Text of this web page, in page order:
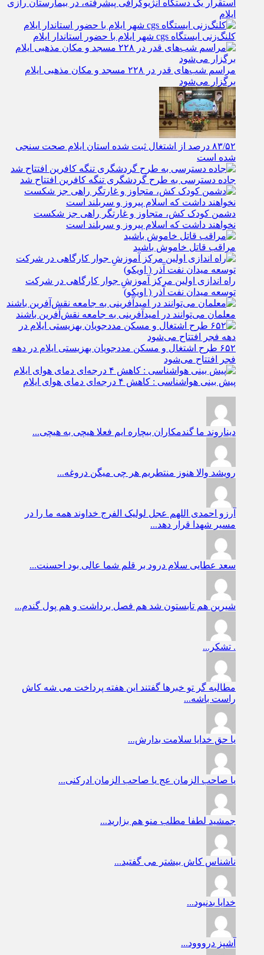
استقرار یک دستگاه آنژیوگرافی پیشرفته، در بیمارستان رازی
ایلام
کلنگ‌زنی ایستگاه cgs شهر ایلام با حضور استاندار ایلام
مراسم شب‌های قدر در ۲۲۸ مسجد و مکان مذهبی ایلام
برگزار می‌شود
۸۳/۵۲ درصد از اشتغال ثبت شده استان ایلام صحت سنجی
شده است
جاده دسترسی به طرح گردشگری تنگه کافرین افتتاح شد
دشمن کودک کش، متجاوز و غارتگر راهی جز شکست
نخواهند داشت که اسلام پیروز و سربلند است
مراقب قاتل خاموش باشید
راه اندازی اولین مرکز آموزشِ جوار کارگاهی در شرکت
توسعه میدان نفت آذر ( اویکو)
معلمان می‌توانند در امیدآفرینی به جامعه نقش‌آفرین باشند
۶۵۲ طرح اشتغال و مسکن مددجویان بهزیستی ایلام در دهه
فجر افتتاح می‌شود
پیش بینی هواشناسی : کاهش ۴ درجه‌ای دمای هوای ایلام
دیناروند ما گندمکاران بیچاره ایم فعلا هیچی به هیچی...
رویشد والا هنوز منتطریم هر چی میگن دروغه...
آرزو احمدی اللهم عجل لولیک الفرج خداوند همه ما را در
مسیر شهدا قرار دهد...
سعد عطایی سلام درود بر قلم شما عالی بود احسنت...
شیرین هم تابستون شد هم فصل برداشت و هم پول گندم...
. تشکر...
مطالبه گر تو خبرها گفتند این هفته پرداخت می شه کاش
راست باشه...
یا حق خدایا سلامت بدارش...
یا صاحب الزمان عج یا صاحب الزمان ادرکنی...
جمشید لطفا مطلب منو هم بزارید...
ناشناس کاش بیشتر می گفتید...
خدایا بدنبود...
آشپز درووود...